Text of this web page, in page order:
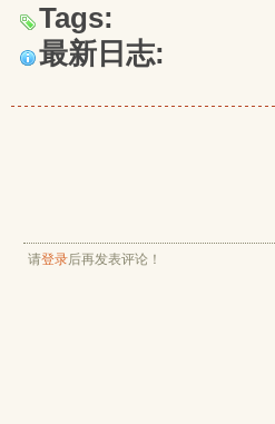
Tags:
最新日志:
请登录后再发表评论！